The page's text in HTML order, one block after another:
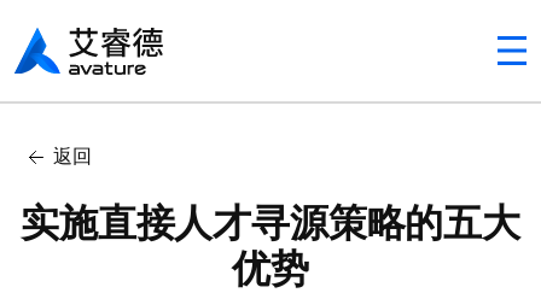
Avaturehcm
返回
实施直接人才寻源策略的五大
优势
1. 节约大量成本